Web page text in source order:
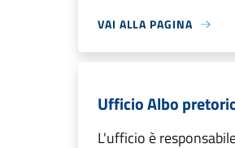
VAI ALLA PAGINA
Ufficio Albo
L'ufficio è